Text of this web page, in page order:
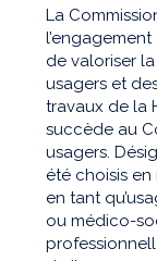
La
de valoriser
usagers et
travaux de la
succède au
usagers.
été choisis
en tant
ou médico-